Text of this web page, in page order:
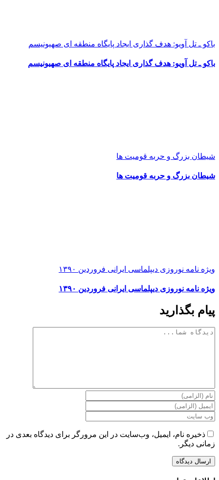
باکو ـ تل آویو: هدف گذاری ایجاد پایگاه منطقه ای صهیونیسم
باکو ـ تل آویو: هدف گذاری ایجاد پایگاه منطقه ای صهیونیسم
شیطان بزرگ و حربه قومیت ها
شیطان بزرگ و حربه قومیت ها
ویژه نامه نوروزی دیپلماسی ایرانی فروردین ۱۳۹۰
ویژه نامه نوروزی دیپلماسی ایرانی فروردین ۱۳۹۰
پیام بگذارید
دیدگاه
ذخیره نام، ایمیل، وب‌سایت در این مرورگر برای دیدگاه بعدی در
زمانی دیگر.